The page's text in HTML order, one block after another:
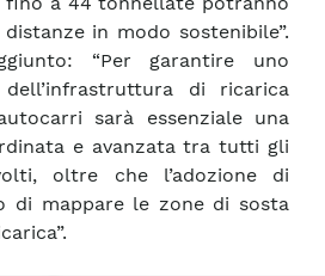
in modo sostenibile”.
“Per garantire uno
di ricarica
sarà essenziale una
e avanzata tra tutti gli
oltre che l’adozione di
di mappare le zone di sosta